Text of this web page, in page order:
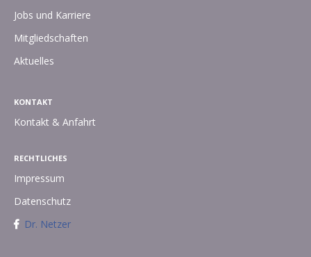
Jobs und Karriere
Mitgliedschaften
Aktuelles
KONTAKT
Kontakt & Anfahrt
RECHTLICHES
Impressum
Datenschutz
Dr. Netzer